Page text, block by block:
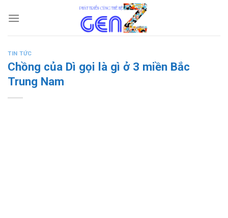
TIN TỨC
Chồng của Dì gọi là gì ở 3 miền Bắc
Trung Nam